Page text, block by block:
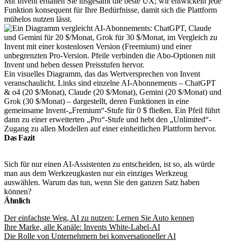
Funktion konsequent für Ihre Bedürfnisse, damit sich die Plattform
mühelos nutzen lässt.
Ein visuelles Diagramm, das das Wertversprechen von Invent
veranschaulicht. Links sind einzelne AI-Abonnements – ChatGPT
& o4 (20 $/Monat), Claude (20 $/Monat), Gemini (20 $/Monat) und
Grok (30 $/Monat) – dargestellt, deren Funktionen in eine
gemeinsame Invent-„Fremium“-Stufe für 0 $ fließen. Ein Pfeil führt
dann zu einer erweiterten „Pro“-Stufe und hebt den „Unlimited“-
Zugang zu allen Modellen auf einer einheitlichen Plattform hervor.
Das Fazit
Sich für nur einen AI-Assistenten zu entscheiden, ist so, als würde
man aus dem Werkzeugkasten nur ein einziges Werkzeug
auswählen. Warum das tun, wenn Sie den ganzen Satz haben
können?
Ähnlich
Der einfachste Weg, AI zu nutzen: Lernen Sie Auto kennen
Ihre Marke, alle Kanäle: Invents White-Label-AI
Die Rolle von Unternehmern bei konversationeller AI